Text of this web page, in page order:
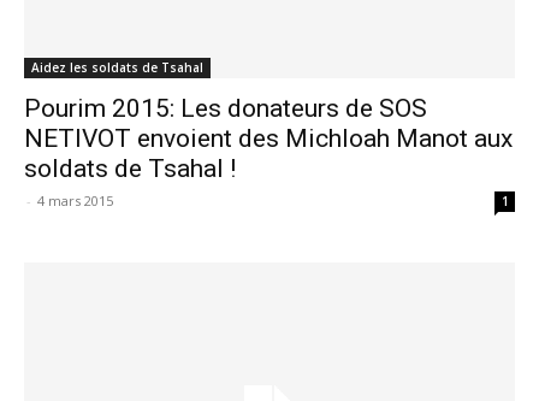
Aidez les soldats de Tsahal
Pourim 2015: Les donateurs de SOS
NETIVOT envoient des Michloah Manot aux
soldats de Tsahal !
- 4 mars 2015 1